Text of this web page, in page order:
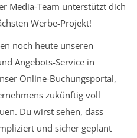
Media-Team unterstützt dich
Werbe-Projekt!
noch heute unseren
Angebots-Service in
Online-Buchungsportal,
zukünftig voll
Du wirst sehen, dass
und sicher geplant